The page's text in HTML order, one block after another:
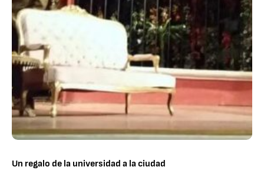
Un regalo de la universidad a la ciudad